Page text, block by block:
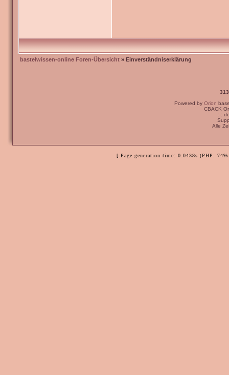
bastelwissen-online Foren-Übersicht » Einverständniserklärung
Powered by Orion
CBACK
:-:
Alle
[ Page generation time: 0.0438s (PHP: